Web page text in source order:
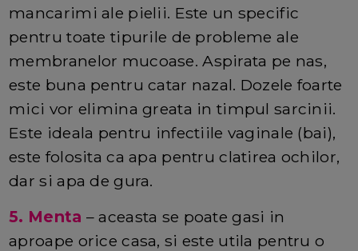
mancarimi ale pielii. Este un specific
pentru toate tipurile de probleme ale
membranelor mucoase. Aspirata pe nas,
este buna pentru catar nazal. Dozele foarte
mici vor elimina greata in timpul sarcinii.
Este ideala pentru infectiile vaginale (bai),
este folosita ca apa pentru clatirea ochilor,
dar si apa de gura.
5. Menta – aceasta se poate gasi in
aproape orice casa, si este utila pentru o